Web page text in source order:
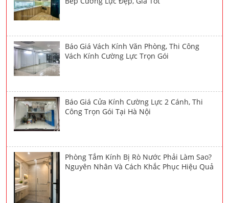
Báo Giá Vách Kính Văn Phòng, Thi Công
Vách Kính Cường Lực Trọn Gói
Báo Giá Cửa Kính Cường Lực 2 Cánh, Thi
Công Trọn Gói Tại Hà Nội
Phòng Tắm Kính Bị Rò Nước Phải Làm Sao?
Nguyên Nhân Và Cách Khắc Phục Hiệu Quả